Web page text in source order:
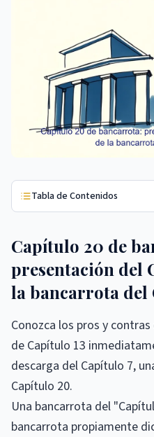
Tabla de Contenidos
Capítulo 20 de
presentación del
la bancarrota del
Conozca los pros y
de Capítulo 13
descarga del Capítulo 7,
Capítulo 20.
Una bancarrota del
bancarrota propiamente